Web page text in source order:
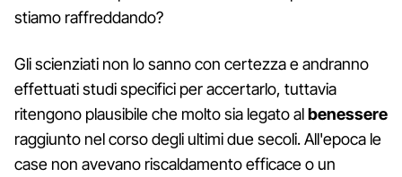
stiamo raffreddando?
Gli scienziati non lo sanno con certezza e andranno
effettuati studi specifici per accertarlo, tuttavia
ritengono plausibile che molto sia legato albenessere
raggiunto nel corso degli ultimi due secoli. All'epoca le
case non avevano riscaldamento efficace o un